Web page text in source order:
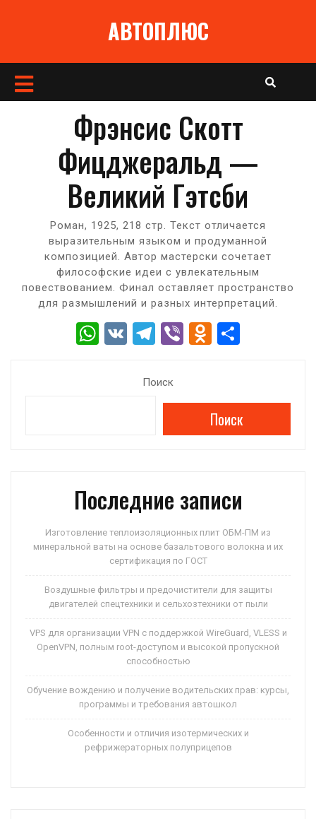
АВТОПЛЮС
Кнопка
ОткрытьФрэнсис Скотт
Фицджеральд —
Великий Гэтсби
Роман, 1925, 218 стр. Текст отличается
выразительным языком и продуманной
композицией. Автор мастерски сочетает
философские идеи с увлекательным
повествованием. Финал оставляет пространство
для размышлений и разных интерпретаций.
W V T
e
gr
Vi O
o
kl
ni
ki
р
ть
Поиск
Поиск
Последние записи
Изготовление теплоизоляционных плит ОБМ-ПМ из
минеральной ваты на основе базальтового волокна и их
сертификация по ГОСТ
Воздушные фильтры и предочистители для защиты
двигателей спецтехники и сельхозтехники от пыли
VPS для организации VPN с поддержкой WireGuard, VLESS и
OpenVPN, полным root-доступом и высокой пропускной
способностью
Обучение вождению и получение водительских прав: курсы,
программы и требования автошкол
Особенности и отличия изотермических и
рефрижераторных полуприцепов